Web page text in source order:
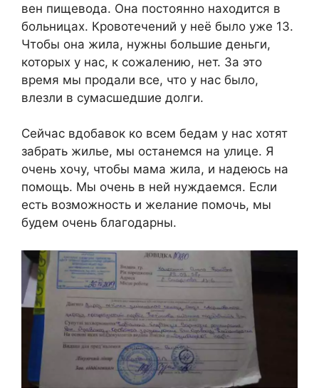
вен пищевода. Она постоянно находится в
больницах. Кровотечений у неё было уже 13.
Чтобы она жила, нужны большие деньги,
которых у нас, к сожалению, нет. За это
время мы продали все, что у нас было,
влезли в сумасшедшие долги.
Сейчас вдобавок ко всем бедам у нас хотят
забрать жилье, мы останемся на улице. Я
очень хочу, чтобы мама жила, и надеюсь на
помощь. Мы очень в ней нуждаемся. Если
есть возможность и желание помочь, мы
будем очень благодарны.